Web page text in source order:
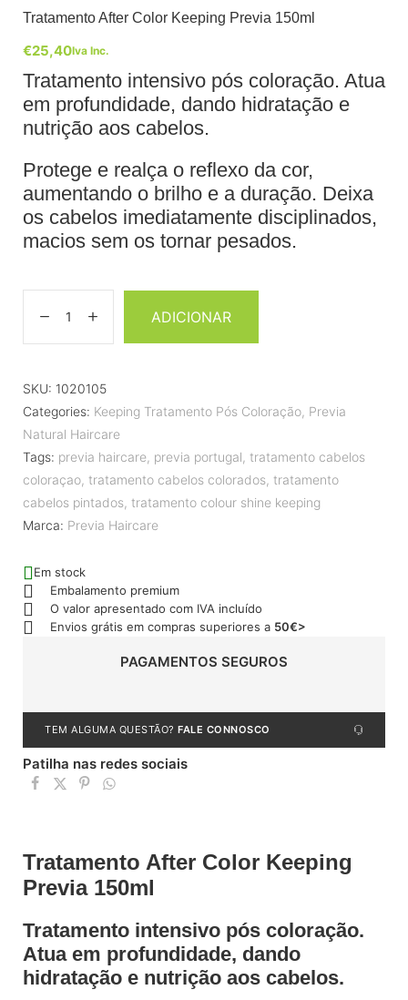
Tratamento After Color Keeping Previa 150ml
€25,40Iva Inc.
Tratamento intensivo pós coloração. Atua
em profundidade, dando hidratação e
nutrição aos cabelos.
Protege e realça o reflexo da cor,
aumentando o brilho e a duração. Deixa
os cabelos imediatamente disciplinados,
macios sem os tornar pesados.
ADICIONAR
SKU: 1020105
Categories: Keeping Tratamento Pós Coloração, Previa
Natural Haircare
Tags: previa haircare, previa portugal, tratamento cabelos
coloraçao, tratamento cabelos colorados, tratamento
cabelos pintados, tratamento colour shine keeping
Marca: Previa Haircare
Em stock
Embalamento premium
O valor apresentado com IVA incluído
Envios grátis em compras superiores a 50€>
PAGAMENTOS SEGUROS
TEM ALGUMA QUESTÃO? FALE CONNOSCO
Patilha nas redes sociais
Tratamento After Color Keeping
Previa 150ml
Tratamento intensivo pós coloração.
Atua em profundidade, dando
hidratação e nutrição aos cabelos.